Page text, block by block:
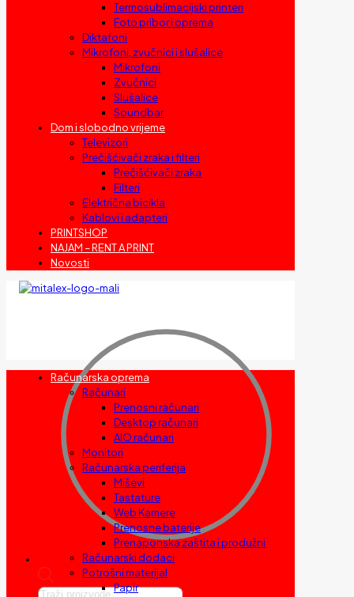
Termosublimacijski printeri
Foto pribor i oprema
Diktafoni
Mikrofoni, zvučnici i slušalice
Mikrofoni
Zvučnici
Slušalice
Soundbar
Dom i slobodno vrijeme
Televizori
Prečišćivači zraka i filteri
Prečišćivači zraka
Filteri
Električna bicikla
Kablovi i adapteri
PRINTSHOP
NAJAM – RENT A PRINT
Novosti
Products
Računarska oprema
Računari
Prenosni računari
Desktop računari
AIO računari
Monitori
Računarska periferija
Miševi
Tastature
Web Kamere
Prenosne baterije
Prenaponska zaštita i produžni
Računarski dodaci
Potrošni materijal
Papir